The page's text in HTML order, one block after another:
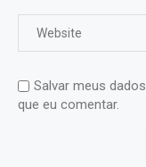
Salvar meus
que eu comentar.